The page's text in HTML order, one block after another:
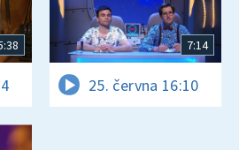
7:14
25. června 16:10